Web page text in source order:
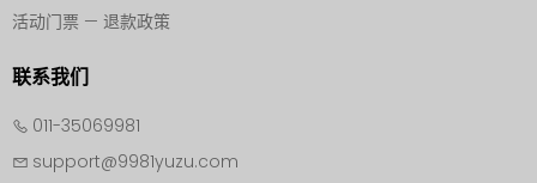
活动门票 — 退款政策
联系我们
011-35069981
support@9981yuzu.com